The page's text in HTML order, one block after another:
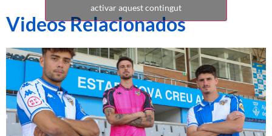
activar aquest contingut
Videos Relacionados